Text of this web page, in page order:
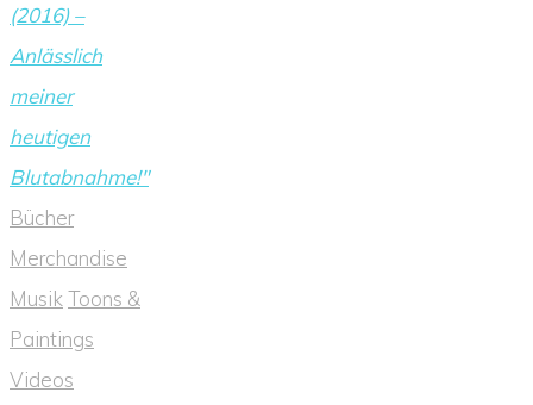
(2016) –
Anlässlich
meiner
heutigen
Blutabnahme!"
Bücher
Merchandise
Musik Toons &
Paintings
Videos